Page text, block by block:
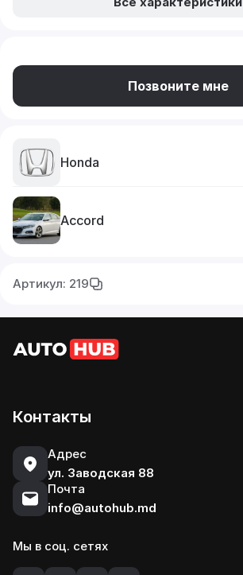
Позвоните мне
Honda
Accord
Артикул: 219
Контакты
Адрес
ул. Заводская 88
Почта
info@autohub.md
Мы в соц. сетях